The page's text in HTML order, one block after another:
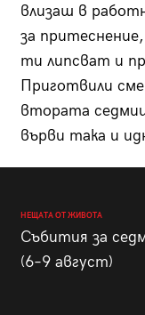
влизаш в
за
ти липсват и
Приготвили
втората
върви така и
НЕЩАТА ОТ ЖИВОТА
Събития за
(6–9 август)